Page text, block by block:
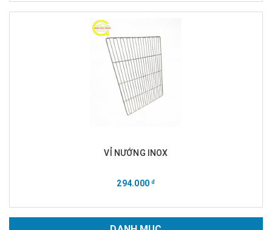
VỈ NƯỚNG INOX
294.000đ